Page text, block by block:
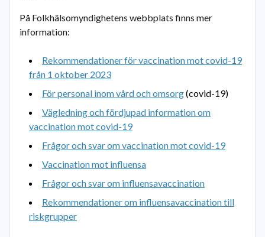
På Folkhälsomyndighetens webbplats finns mer
information:
Rekommendationer för vaccination mot covid-19
från 1 oktober 2023
För personal inom vård och omsorg(covid-19)
Vägledning och fördjupad information om
vaccination mot covid-19
Frågor och svar om vaccination mot covid-19
Vaccination mot influensa
Frågor och svar om influensavaccination
Rekommendationer om influensavaccination till
riskgrupper